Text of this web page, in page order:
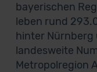
bayerischen
leben rund
hinter Nürnberg
landesweite
Metropolregion